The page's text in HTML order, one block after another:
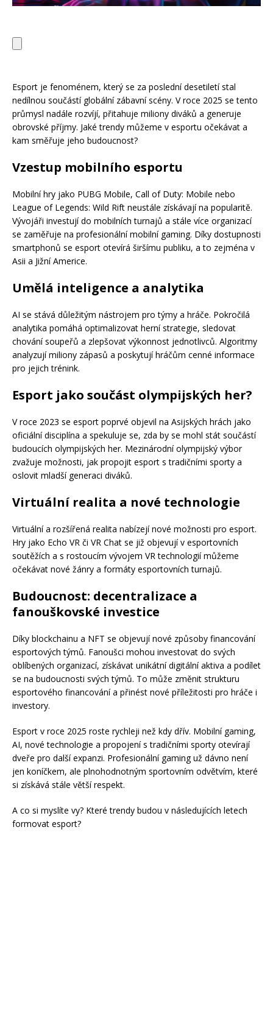
Esport je fenoménem, který se za poslední desetiletí stal
nedílnou součástí globální zábavní scény. V roce 2025 se tento
průmysl nadále rozvíjí, přitahuje miliony diváků a generuje
obrovské příjmy. Jaké trendy můžeme v esportu očekávat a
kam směřuje jeho budoucnost?
Vzestup mobilního esportu
Mobilní hry jako PUBG Mobile, Call of Duty: Mobile nebo
League of Legends: Wild Rift neustále získávají na popularitě.
Vývojáři investují do mobilních turnajů a stále více organizací
se zaměřuje na profesionální mobilní gaming. Díky dostupnosti
smartphonů se esport otevírá širšímu publiku, a to zejména v
Asii a Jižní Americe.
Umělá inteligence a analytika
AI se stává důležitým nástrojem pro týmy a hráče. Pokročilá
analytika pomáhá optimalizovat herní strategie, sledovat
chování soupeřů a zlepšovat výkonnost jednotlivců. Algoritmy
analyzují miliony zápasů a poskytují hráčům cenné informace
pro jejich trénink.
Esport jako součást olympijských her?
V roce 2023 se esport poprvé objevil na Asijských hrách jako
oficiální disciplína a spekuluje se, zda by se mohl stát součástí
budoucích olympijských her. Mezinárodní olympijský výbor
zvažuje možnosti, jak propojit esport s tradičními sporty a
oslovit mladší generaci diváků.
Virtuální realita a nové technologie
Virtuální a rozšířená realita nabízejí nové možnosti pro esport.
Hry jako Echo VR či VR Chat se již objevují v esportovních
soutěžích a s rostoucím vývojem VR technologií můžeme
očekávat nové žánry a formáty esportovních turnajů.
Budoucnost: decentralizace a
fanouškovské investice
Díky blockchainu a NFT se objevují nové způsoby financování
esportových týmů. Fanoušci mohou investovat do svých
oblíbených organizací, získávat unikátní digitální aktiva a podílet
se na budoucnosti svých týmů. To může změnit strukturu
esportového financování a přinést nové příležitosti pro hráče i
investory.
Esport v roce 2025 roste rychleji než kdy dřív. Mobilní gaming,
AI, nové technologie a propojení s tradičními sporty otevírají
dveře pro další expanzi. Profesionální gaming už dávno není
jen koníčkem, ale plnohodnotným sportovním odvětvím, které
si získává stále větší respekt.
A co si myslíte vy? Které trendy budou v následujících letech
formovat esport?